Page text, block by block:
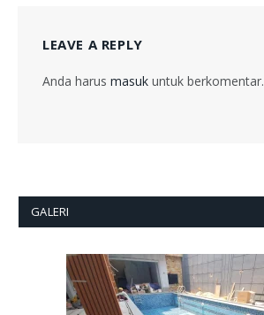
LEAVE A REPLY
Anda harus masuk untuk berkomentar.
GALERI